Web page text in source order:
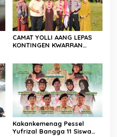
CAMAT YOLLI AANG LEPAS
KONTINGEN KWARRAN
CABANG PANCUNG SOAL
Kakankemenag Pessel
Yufrizal Bangga 11 Siswa